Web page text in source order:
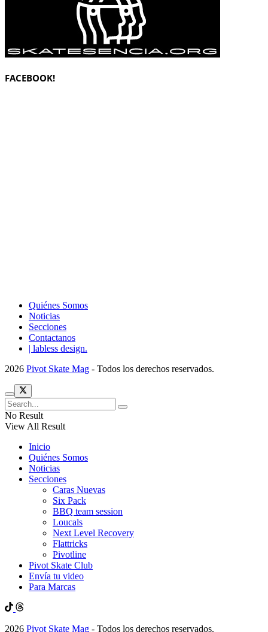
FACEBOOK!
Quiénes Somos
Noticias
Secciones
Contactanos
| labless design.
2026 Pivot Skate Mag - Todos los derechos reservados.
No Result
View All Result
Inicio
Quiénes Somos
Noticias
Secciones
Caras Nuevas
Six Pack
BBQ team session
Loucals
Next Level Recovery
Flattricks
Pivotline
Pivot Skate Club
Envía tu video
Para Marcas
2026 Pivot Skate Mag - Todos los derechos reservados.